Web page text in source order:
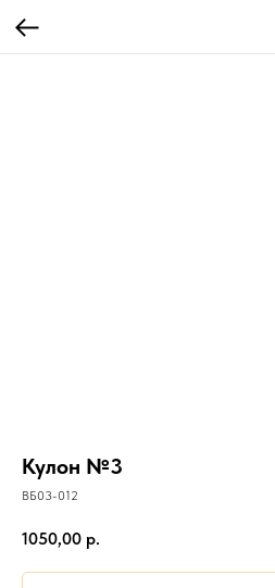
Кулон №3
ВБ03-012
1050,00 р.